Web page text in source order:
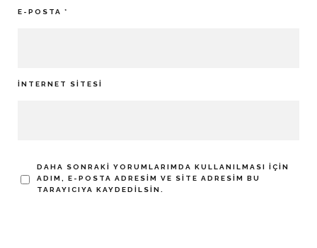
E-POSTA *
İNTERNET SITESI
DAHA SONRAKI YORUMLARIMDA KULLANILMASI IÇIN
ADIM, E-POSTA ADRESIM VE SITE ADRESIM BU
TARAYICIYA KAYDEDILSIN.